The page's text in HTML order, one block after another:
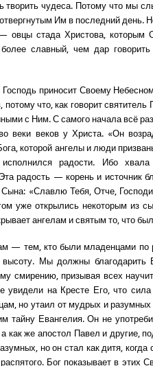
чудеса. Потому что мы
Им в последний день.
овцы стада Христова, которым
славный, чем дар говорить
приносит Своему
что, как говорит святитель
с Ним. С самого начала всё
веки веков у Христа. «Он
которой ангелы и люди
радости. Ибо
радость — корень и источник
Сына: «Славлю Тебя, Отче,
уже открылись некоторым из
ангелам и святым то, что
— тем, кто были младенцами по
Мы должны благодарить
смирению, призывая всех
увидели на Кресте Его, что
но утаил от мудрых и
тайну Евангелия. Он не
как же апостол Павел и другие,
но он стал как дитя, когда
Бог показывает в этих